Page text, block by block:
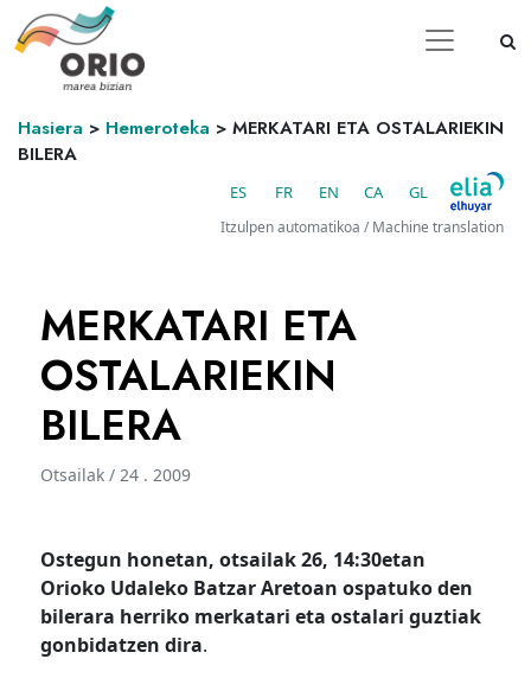
Hasiera > Hemeroteka > MERKATARI ETA OSTALARIEKIN
BILERA
ES FR EN CA GL
Itzulpen automatikoa / Machine translation
MERKATARI ETA
OSTALARIEKIN
BILERA
Otsailak / 24 . 2009
Ostegun honetan, otsailak 26, 14:30etan
Orioko Udaleko Batzar Aretoan ospatuko den
bilerara herriko merkatari eta ostalari guztiak
gonbidatzen dira.